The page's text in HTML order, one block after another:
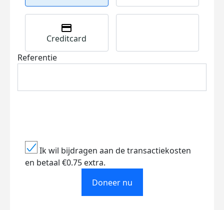
Creditcard
Referentie
Ik wil bijdragen aan de transactiekosten
en betaal €0.75 extra.
Doneer nu